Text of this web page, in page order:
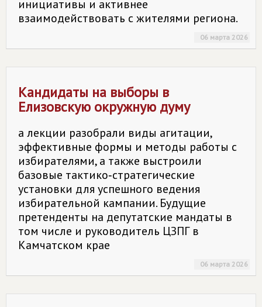
инициативы и активнее
взаимодействовать с жителями региона.
06 марта 2026
Кандидаты на выборы в
Елизовскую окружную думу
а лекции разобрали виды агитации,
эффективные формы и методы работы с
избирателями, а также выстроили
базовые тактико‑стратегические
установки для успешного ведения
избирательной кампании. Будущие
претенденты на депутатские мандаты в
том числе и руководитель ЦЗПГ в
Камчатском крае
06 марта 2026